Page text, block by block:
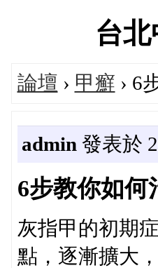
台
論壇 › 甲癬 › 6
admin 發表於
6步教你如何
灰指甲的初期
點，逐漸擴大